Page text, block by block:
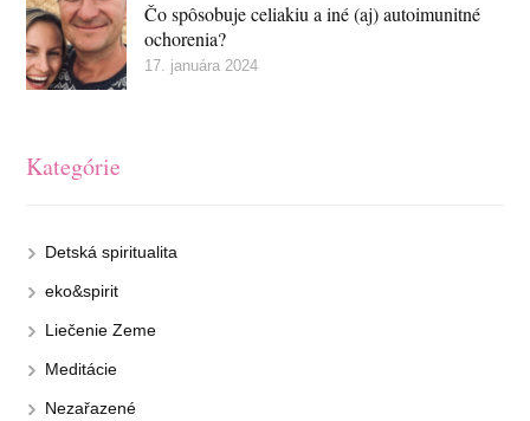
Čo spôsobuje celiakiu a iné (aj) autoimunitné
ochorenia?
17. januára 2024
Kategórie
Detská spiritualita
eko&spirit
Liečenie Zeme
Meditácie
Nezařazené